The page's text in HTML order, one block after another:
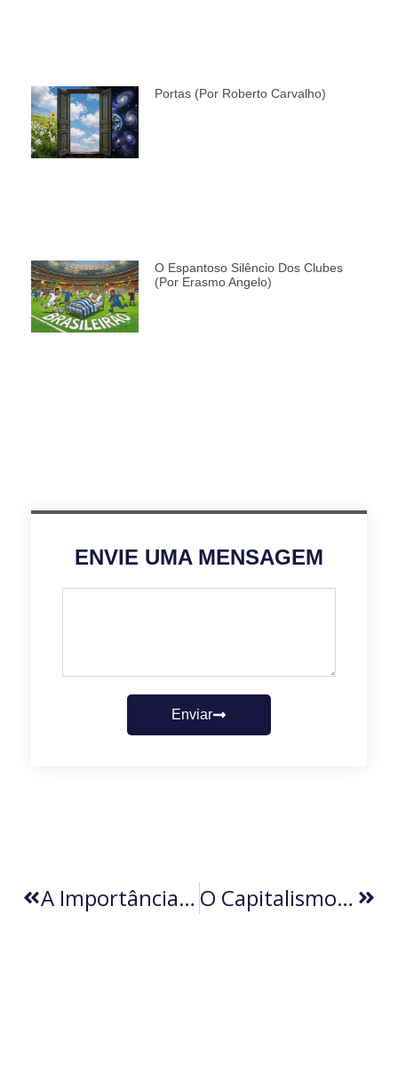
Portas (por Roberto Carvalho)
O Espantoso Silêncio Dos Clubes
(por Erasmo Angelo)
ENVIE UMA MENSAGEM
Enviar
A Importância De Ampliar A Banca Empresarial (por Vera Raimondi) O Capitalismo (por Ricardo Guedes)